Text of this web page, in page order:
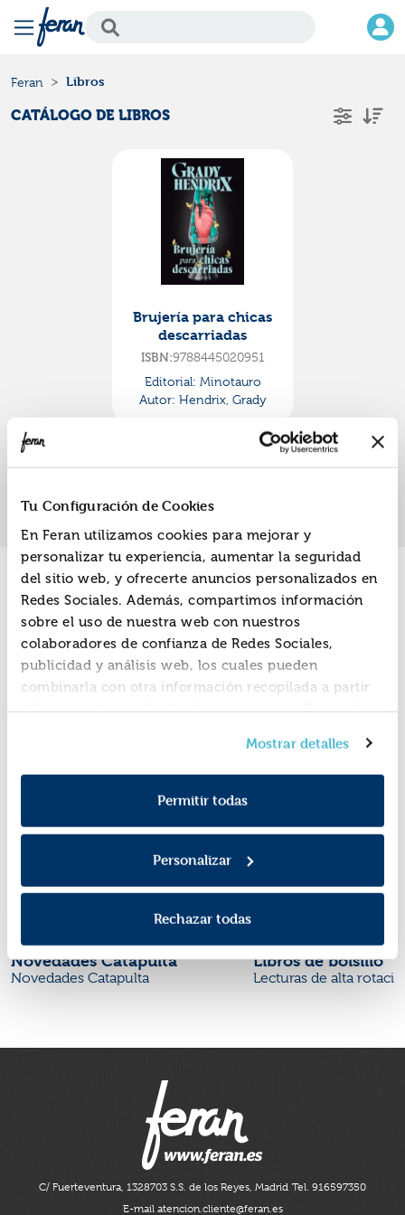
Tu Configuración de Cookies
En Feran utilizamos cookies para mejorar y
personalizar tu experiencia, aumentar la seguridad
del sitio web, y ofrecerte anuncios personalizados en
Redes Sociales. Además, compartimos información
sobre el uso de nuestra web con nuestros
colaboradores de confianza de Redes Sociales,
publicidad y análisis web, los cuales pueden
combinarla con otra información recopilada a partir
del uso que hayas hecho de sus servicios. Recuerda
consentimiento en cualquier momento. Para más
información consulta laPolítica de Cookiesy la
Política de Privacidad.
Mostrar detalles
Permitir todas
Personalizar
Rechazar todas
Feran Libros
CATÁLOGO DE LIBROS
Brujería para chicas
descarriadas
ISBN:9788445020951
Editorial: Minotauro
Autor: Hendrix, Grady
Promociones
Novedades Catapulta
Novedades Catapulta
Libros de bolsillo
Lecturas de alta
C/ Fuerteventura, 1328703 S.S. de los Reyes, Madrid Tel. 916597350
E-mail atencion.cliente@feran.es